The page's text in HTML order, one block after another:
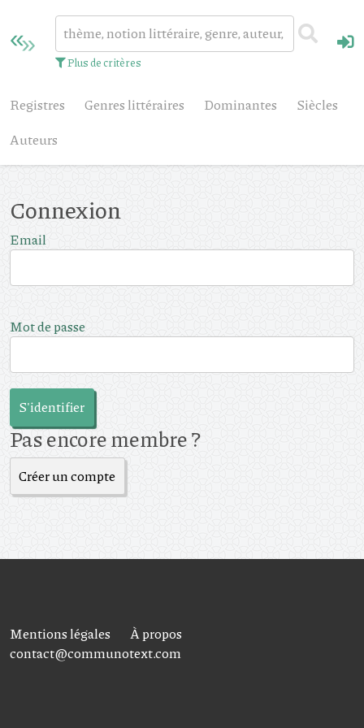
Plus de critères
Registres Genres littéraires Dominantes
Siècles
Auteurs
Connexion
Email
Mot de passe
S'identifier
Pas encore membre ?
Créer un compte
Mentions légales
À propos
contact@communotext.com